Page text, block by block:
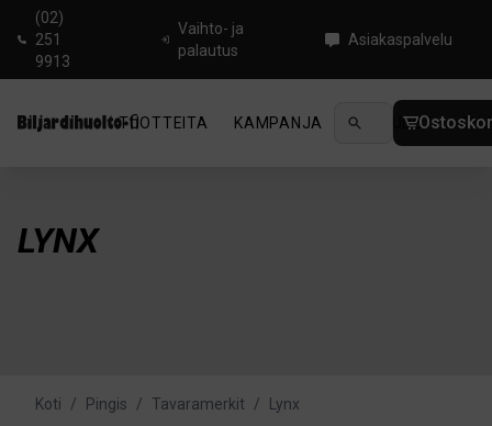
(02)
251
9913
Vaihto- ja
palautus
Asiakaspalvelu
TUOTTEITA KAMPANJA UUTUUDET
LYNX
Koti / Pingis / Tavaramerkit / Lynx